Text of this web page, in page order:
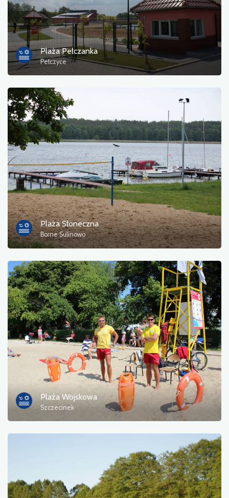
Plaża Pełczanka
Pełczyce
Plaża Słoneczna
Borne Sulinowo
Plaża Wojskowa
Szczecinek